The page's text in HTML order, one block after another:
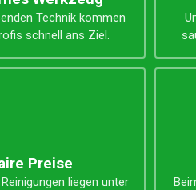
Technik kommen
schnell ans Ziel.
Preise
liegen unter